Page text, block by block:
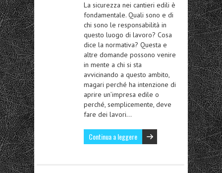
La sicurezza nei cantieri edili è
fondamentale. Quali sono e di
chi sono le responsabilità in
questo luogo di lavoro? Cosa
dice la normativa? Questa e
altre domande possono venire
in mente a chi si sta
avvicinando a questo ambito,
magari perché ha intenzione di
aprire un’impresa edile o
perché, semplicemente, deve
fare dei lavori…
Continua a leggere